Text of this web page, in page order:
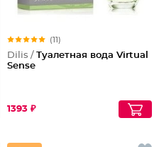
(11)
Dilis / Туалетная вода Virtual
Sense
1393 ₽